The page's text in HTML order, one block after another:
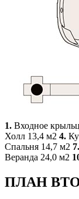
1. Входное
Холл 13,4 м2 4.
Спальня 14,7 м2 7.
Веранда 24,0 м2
ПЛАН